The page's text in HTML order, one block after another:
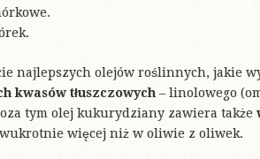
najlepszych olejów roślinnych, jakie
kwasów tłuszczowych– linolowego
tym olej kukurydziany zawiera także
więcej niż w oliwie z oliwek.